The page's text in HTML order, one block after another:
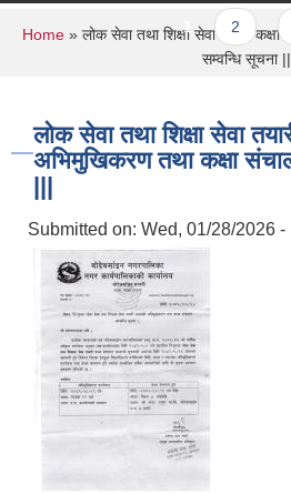
Pages
1 2 3
You are here
Home » लोक सेवा तथा शिक्षा सेवा तयारी
सम्वन्धि सूचना
लोक सेवा तथा शिक्षा सेवा
अभिमुखिकरण तथा कक्षा
Submitted on: Wed, 01/28/2026 -